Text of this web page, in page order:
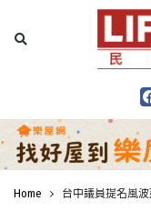
Home 台中議員提名風